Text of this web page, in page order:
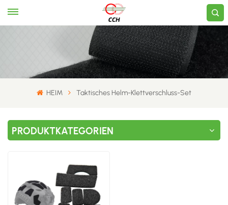
HEIM Taktisches Helm-Klettverschluss-Set
PRODUKTKATEGORIEN